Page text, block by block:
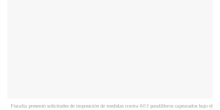
Fiscalía presentó solicitudes de imposición de medidas contra 803 pandilleros capturados bajo el